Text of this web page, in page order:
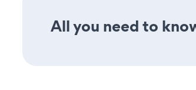
All you need to